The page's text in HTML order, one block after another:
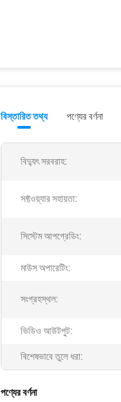
বিস্তারিত তথ্য পণ্যের বর্ণনা
বিদ্যুৎ সরবরাহ:
সফ্টওয়্যার সহায়তা:
সিস্টেম আপগ্রেডিং:
মাউস অপারেটিং:
সংগ্রহস্থল:
ভিডিও আউটপুট:
বিশেষভাবে তুলে ধরা:
পণ্যের বর্ণনা